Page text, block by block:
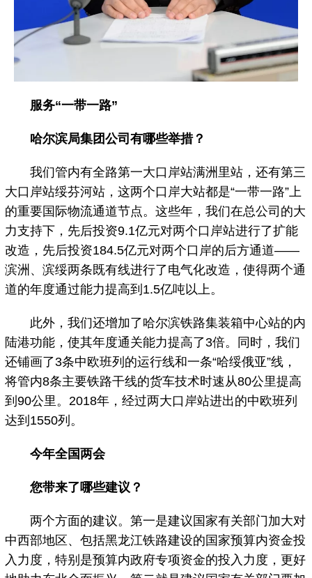
服务“一带一路”
哈尔滨局集团公司有哪些举措？
我们管内有全路第一大口岸站满洲里站，还有第三
大口岸站绥芬河站，这两个口岸大站都是“一带一路”上
的重要国际物流通道节点。这些年，我们在总公司的大
力支持下，先后投资9.1亿元对两个口岸站进行了扩能
改造，先后投资184.5亿元对两个口岸的后方通道——
滨洲、滨绥两条既有线进行了电气化改造，使得两个通
道的年度通过能力提高到1.5亿吨以上。
此外，我们还增加了哈尔滨铁路集装箱中心站的内
陆港功能，使其年度通关能力提高了3倍。同时，我们
还铺画了3条中欧班列的运行线和一条“哈绥俄亚”线，
将管内8条主要铁路干线的货车技术时速从80公里提高
到90公里。2018年，经过两大口岸站进出的中欧班列
达到1550列。
今年全国两会
您带来了哪些建议？
两个方面的建议。第一是建议国家有关部门加大对
中西部地区、包括黑龙江铁路建设的国家预算内资金投
入力度，特别是预算内政府专项资金的投入力度，更好